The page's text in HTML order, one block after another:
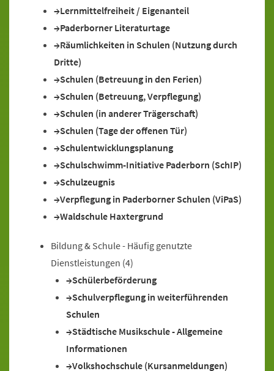
Lernmittelfreiheit / Eigenanteil
Paderborner Literaturtage
Räumlichkeiten in Schulen (Nutzung durch
Dritte)
Schulen (Betreuung in den Ferien)
Schulen (Betreuung, Verpflegung)
Schulen (in anderer Trägerschaft)
Schulen (Tage der offenen Tür)
Schulentwicklungsplanung
Schulschwimm-Initiative Paderborn (SchIP)
Schulzeugnis
Verpflegung in Paderborner Schulen (ViPaS)
Waldschule Haxtergrund
Bildung & Schule - Häufig genutzte
Dienstleistungen (4)
Schülerbeförderung
Schulverpflegung in weiterführenden
Schulen
Städtische Musikschule - Allgemeine
Informationen
Volkshochschule (Kursanmeldungen)